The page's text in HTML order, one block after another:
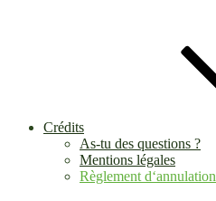
Crédits
As-tu des questions ?
Mentions légales
Règlement d‘annulation